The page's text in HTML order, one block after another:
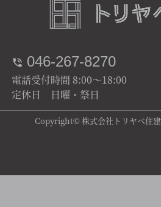
046-267-8270
電話受付時間 8:00～18:00
定休日 日曜・祭日
Copyright© 株式会社トリヤベ住